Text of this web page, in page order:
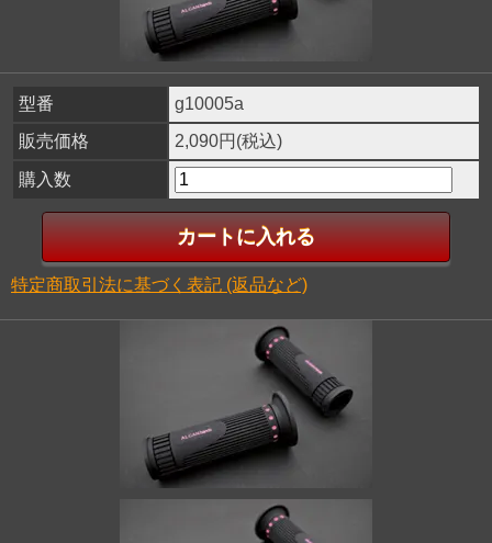
型番
g10005a
販売価格
2,090円(税込)
購入数
特定商取引法に基づく表記 (返品など)